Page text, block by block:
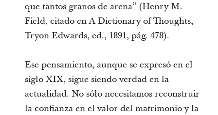
que tantos granos de arena” (Henry M.
Field, citado en A Dictionary of Thoughts,
Tryon Edwards, ed., 1891, pág. 478).
Ese pensamiento, aunque se expresó en el
siglo XIX, sigue siendo verdad en la
actualidad. No sólo necesitamos reconstruir
la confianza en el valor del matrimonio y la